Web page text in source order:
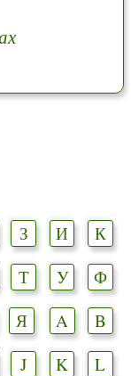
З И
К
Т У
Ф
Я A
B
J K
L